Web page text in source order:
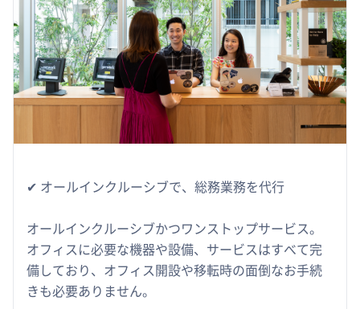
✔︎ オールインクルーシブで、総務業務を代行
オールインクルーシブかつワンストップサービス。
オフィスに必要な機器や設備、サービスはすべて完
備しており、オフィス開設や移転時の面倒なお手続
きも必要ありません。